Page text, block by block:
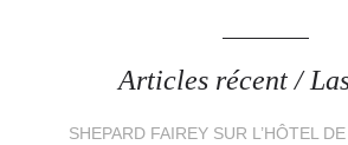
Articles récent /
SHEPARD FAIREY SUR L’HÔTEL